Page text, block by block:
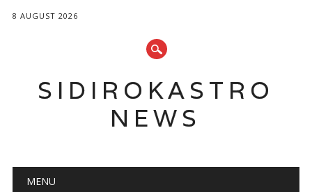
8 AUGUST 2026
SIDIROKASTRO
NEWS
Main menu
MENU